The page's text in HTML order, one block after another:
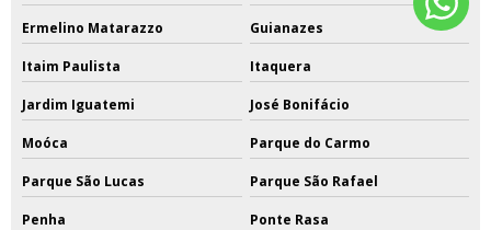
Ermelino Matarazzo Guianazes
Itaim Paulista Itaquera
Jardim Iguatemi José Bonifácio
Moóca Parque do Carmo
Parque São Lucas Parque São Rafael
Penha Ponte Rasa